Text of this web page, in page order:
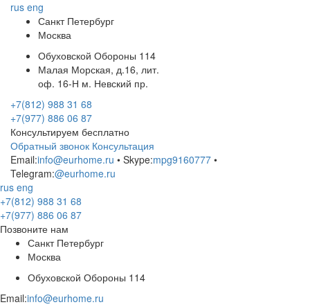
rus eng
Санкт Петербург
Москва
Обуховской Обороны 114
Малая Морская, д.16, лит.
оф. 16-Н м. Невский пр.
+7(812) 988 31 68
+7(977) 886 06 87
Консультируем бесплатно
Обратный звонок Консультация
Email:info@eurhome.ru • Skype:mpg9160777 •
Telegram:@eurhome.ru
rus eng
+7(812) 988 31 68
+7(977) 886 06 87
Позвоните нам
Санкт Петербург
Москва
Обуховской Обороны 114
Email:info@eurhome.ru